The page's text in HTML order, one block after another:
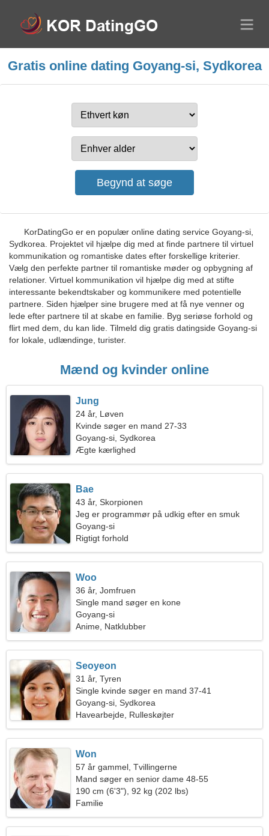
Gratis online dating Goyang-si, Sydkorea
KorDatingGo er en populær online dating service Goyang-si,
Sydkorea. Projektet vil hjælpe dig med at finde partnere til virtuel
kommunikation og romantiske dates efter forskellige kriterier.
Vælg den perfekte partner til romantiske møder og opbygning af
relationer. Virtuel kommunikation vil hjælpe dig med at stifte
interessante bekendtskaber og kommunikere med potentielle
partnere. Siden hjælper sine brugere med at få nye venner og
lede efter partnere til at skabe en familie. Byg seriøse forhold og
flirt med dem, du kan lide. Tilmeld dig gratis datingside Goyang-si
for lokale, udlændinge, turister.
Mænd og kvinder online
Jung
24 år, Løven
Kvinde søger en mand 27-33
Goyang-si, Sydkorea
Ægte kærlighed
Bae
43 år, Skorpionen
Jeg er programmør på udkig efter en smuk
kvinde
Goyang-si
Rigtigt forhold
Woo
36 år, Jomfruen
Single mand søger en kone
Goyang-si
Anime, Natklubber
Seoyeon
31 år, Tyren
Single kvinde søger en mand 37-41
Goyang-si, Sydkorea
Havearbejde, Rulleskøjter
Won
57 år gammel, Tvillingerne
Mand søger en senior dame 48-55
190 cm (6'3"), 92 kg (202 lbs)
Familie